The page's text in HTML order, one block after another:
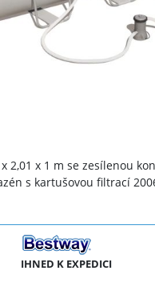
2,01 x 1 m se zesílenou
s kartušovou filtrací
IHNED K EXPEDICI